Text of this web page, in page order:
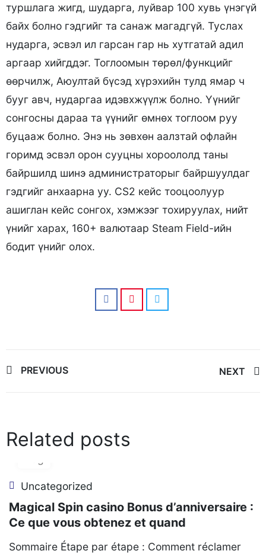
туршлага жигд, шударга, луйвар 100 хувь үнэгүй
байх болно гэдгийг та санаж магадгүй. Туслах
нударга, эсвэл ил гарсан гар нь хутгатай адил
аргаар хийгддэг. Тоглоомын төрөл/функцийг
өөрчилж, Аюултай бүсэд хүрэхийн тулд ямар ч
бууг авч, нударгаа идэвхжүүлж болно. Үүнийг
сонгосны дараа та үүнийг өмнөх тоглоом руу
буцааж болно. Энэ нь зөвхөн аалзтай офлайн
горимд эсвэл орон сууцны хороололд таны
байршилд шинэ администраторыг байршуулдаг
гэдгийг анхаарна уу. CS2 кейс тооцоолуур
ашиглан кейс сонгох, хэмжээг тохируулах, нийт
үнийг харах, 160+ валютаар Steam Field-ийн
бодит үнийг олох.
Post
PREVIOUS NEXT
Related posts
06
Uncategorized
Magical Spin casino Bonus d’anniversaire :
Ce que vous obtenez et quand
Sommaire Étape par étape : Comment réclamer